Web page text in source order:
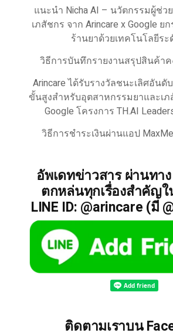
แนะนำ Nicha AI – นวัตกรรมผู้ช่ว
เภสัชกร จาก Arincare x Google ย
ร้านยาด้วยเทคโนโลยีร
วิธีการบันทึกรายงานสรุปสินค้า
Arincare ได้รับรางวัลชนะเลิศอัน
ขั้นสูงสำหรับอุตสาหกรรมยาและเ
Google โครงการ TH.AI
วิธีการชำระเงินผ่านแอป
อัพเดทข่าวสาร ผ่านทาง
ตกหล่นทุกเรื่องสำคัญใ
LINE ID: @arincare (มี
ติดตามเราบน